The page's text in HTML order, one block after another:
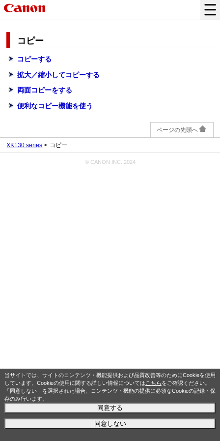
当サイトでは、サイトのコンテンツ・機能提供および品質改善等のためにCookieを使用
しています。Cookieの使用に関する詳しい情報については こちらをご確認ください。
「同意しない」を選択された場合、コンテンツ・機能の提供に必須なCookieの記録・保
存のみ行います。
同意する
同意しない
コピー
コピーする
拡大／縮小してコピーする
両面コピーをする
便利なコピー機能を使う
ページの先頭へ
XK130 series コピー
© CANON INC. 2024